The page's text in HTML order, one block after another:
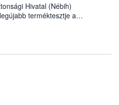
Hivatal (Nébih)
terméktesztje a
A hatósági vizsgálatokon a
forgalomban kapható terméket
egy további termék pedig a
eljárást indítottak és elrendelték